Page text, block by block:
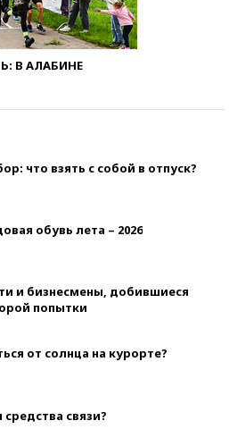
В АЛАБИНЕ
что взять с собой в отпуск?
обувь лета – 2026
и бизнесмены, добившиеся
попытки
от солнца на курорте?
связи?